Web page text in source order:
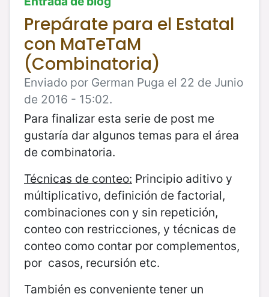
Prepárate para el Estatal
con MaTeTaM
(Combinatoria)
Enviado por German Puga el 22 de Junio
de 2016 - 15:02.
Para finalizar esta serie de post me
gustaría dar algunos temas para el área
de combinatoria.
Técnicas de conteo: Principio aditivo y
múltiplicativo, definición de factorial,
combinaciones con y sin repetición,
conteo con restricciones, y técnicas de
conteo como contar por complementos,
por casos, recursión etc.
También es conveniente tener un